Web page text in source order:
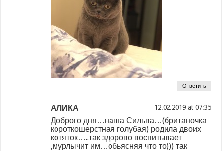
Ответить
АЛИКА at
Доброго дня…наша Сильва…(британочка
короткошерстная голубая) родила двоих
котяток…..так здорово воспитывает
,мурлычит им…обьясняя что то))) так